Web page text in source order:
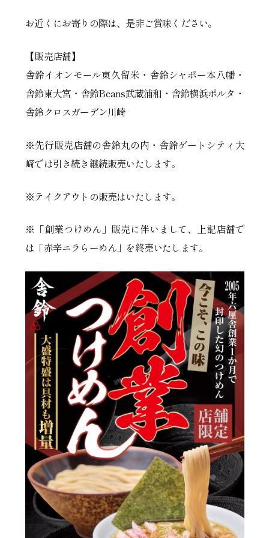
お近くにお寄りの際は、是非ご賞味ください。
【販売店舗】
舎鈴イオンモール東久留米・舎鈴シャポー本八幡・
舎鈴東大宮・舎鈴Beans武蔵浦和・舎鈴横浜ポルタ・
舎鈴クロスガーデン川崎
※先行販売店舗の舎鈴丸の内・舎鈴ゲートシティ大
﨑では引き続き継続販売いたします。
※テイクアウトの販売はいたします。
※「創業つけめん」販売に伴いまして、上記店舗で
は「赤辛ニラらーめん」を終売いたします。